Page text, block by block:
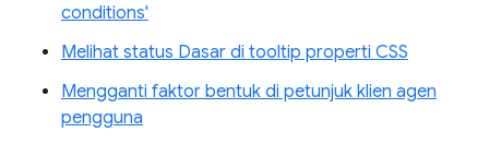
conditions'
Melihat status Dasar di tooltip properti CSS
Mengganti faktor bentuk di petunjuk klien agen
pengguna